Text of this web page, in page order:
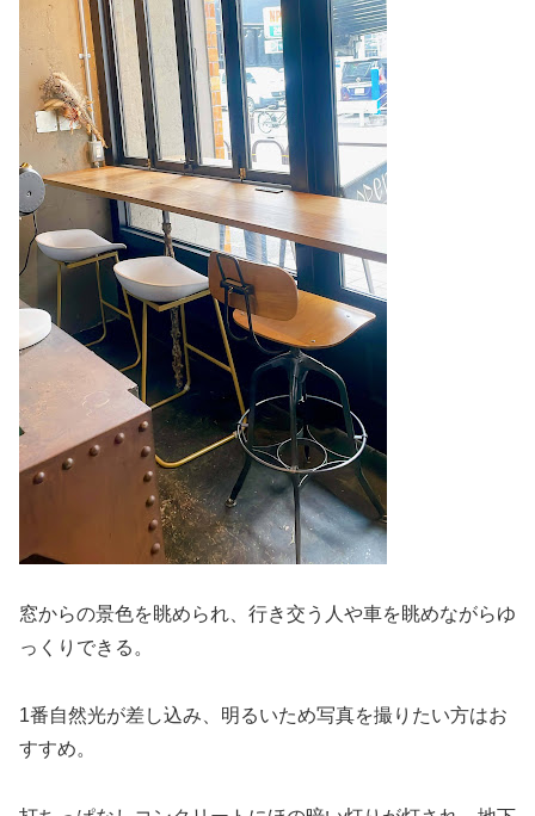
窓からの景色を眺められ、行き交う人や車を眺めながらゆ
っくりできる。
1番自然光が差し込み、明るいため写真を撮りたい方はお
すすめ。